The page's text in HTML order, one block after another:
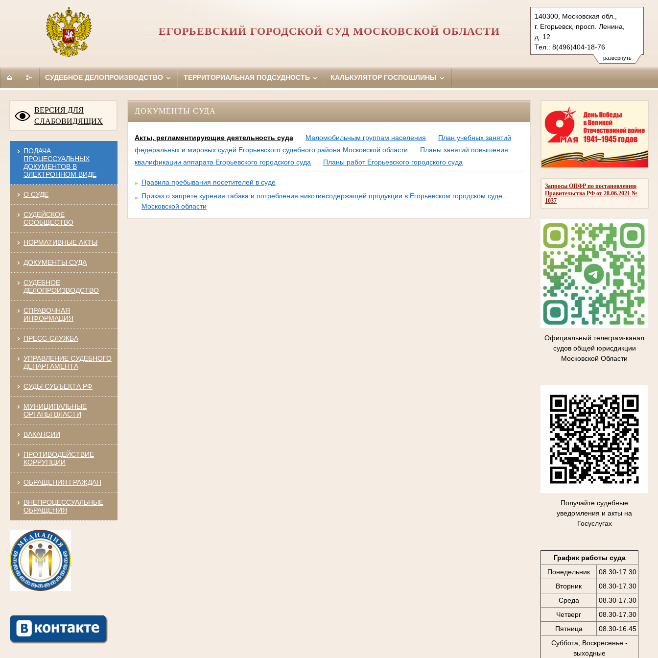
развернуть
140300, Московская обл.,
г. Егорьевск, просп. Ленина,
д. 12
Тел.: 8(496)404-18-76
egorievsk.mo@sudrf.ru
ЕГОРЬЕВСКИЙ ГОРОДСКОЙ СУД МОСКОВСКОЙ ОБЛАСТИ
СУДЕБНОЕ ДЕЛОПРОИЗВОДСТВО ТЕРРИТОРИАЛЬНАЯ ПОДСУДНОСТЬ КАЛЬКУЛЯТОР ГОСПОШЛИНЫ
ВЕРСИЯ ДЛЯ
СЛАБОВИДЯЩИХ
ПОДАЧА
ПРОЦЕССУАЛЬНЫХ
ДОКУМЕНТОВ В
ЭЛЕКТРОННОМ ВИДЕ
О СУДЕ
СУДЕЙСКОЕ
СООБЩЕСТВО
НОРМАТИВНЫЕ АКТЫ
ДОКУМЕНТЫ СУДА
СУДЕБНОЕ
ДЕЛОПРОИЗВОДСТВО
СПРАВОЧНАЯ
ИНФОРМАЦИЯ
ПРЕСС-СЛУЖБА
УПРАВЛЕНИЕ СУДЕБНОГО
ДЕПАРТАМЕНТА
СУДЫ СУБЪЕКТА РФ
МУНИЦИПАЛЬНЫЕ
ОРГАНЫ ВЛАСТИ
ВАКАНСИИ
ПРОТИВОДЕЙСТВИЕ
КОРРУПЦИИ
ОБРАЩЕНИЯ ГРАЖДАН
ВНЕПРОЦЕССУАЛЬНЫЕ
ОБРАЩЕНИЯ
Запросы ОПФР по постановлению
Правительства РФ от 28.06.2021 №
1037
Официальный телеграм-канал
судов общей юрисдикции
Московской Области
Получайте судебные
уведомления и акты на
Госуслугах
График работы суда
Понедельник
08.30-17.30
Вторник
08.30-17.30
Среда
08.30-17.30
Четверг
08.30-17.30
Пятница
08.30-16.45
Суббота, Воскресенье -
выходные
ДОКУМЕНТЫ СУДА
Акты, регламентирующие деятельность суда Маломобильным группам населения
План учебных занятий
федеральных и мировых судей Егорьевского судебного района Московской области
Планы занятий повышения
квалификации аппарата Егорьевского городского суда
Планы работ Егорьевского городского суда
Правила пребывания посетителей в суде
Приказ о запрете курения табака и потребления никотинсодержащей продукции в Егорьевском городском суде
Московской области